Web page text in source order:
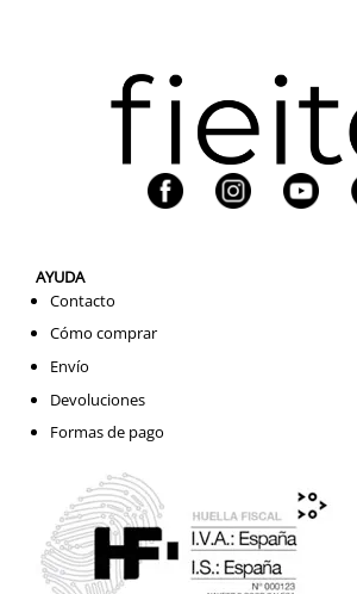
AYUDA
Contacto
Cómo comprar
Envío
Devoluciones
Formas de pago